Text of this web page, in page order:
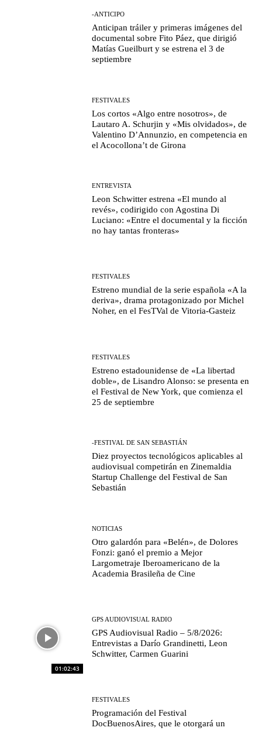
-ANTICIPO
Anticipan tráiler y primeras imágenes del
documental sobre Fito Páez, que dirigió
Matías Gueilburt y se estrena el 3 de
septiembre
FESTIVALES
Los cortos «Algo entre nosotros», de
Lautaro A. Schurjin y «Mis olvidados», de
Valentino D’Annunzio, en competencia en
el Acocollona’t de Girona
ENTREVISTA
Leon Schwitter estrena «El mundo al
revés», codirigido con Agostina Di
Luciano: «Entre el documental y la ficción
no hay tantas fronteras»
FESTIVALES
Estreno mundial de la serie española «A la
deriva», drama protagonizado por Michel
Noher, en el FesTVal de Vitoria-Gasteiz
FESTIVALES
Estreno estadounidense de «La libertad
doble», de Lisandro Alonso: se presenta en
el Festival de New York, que comienza el
25 de septiembre
-FESTIVAL DE SAN SEBASTIÁN
Diez proyectos tecnológicos aplicables al
audiovisual competirán en Zinemaldia
Startup Challenge del Festival de San
Sebastián
NOTICIAS
Otro galardón para «Belén», de Dolores
Fonzi: ganó el premio a Mejor
Largometraje Iberoamericano de la
Academia Brasileña de Cine
01:02:43
GPS AUDIOVISUAL RADIO
GPS Audiovisual Radio – 5/8/2026:
Entrevistas a Darío Grandinetti, Leon
Schwitter, Carmen Guarini
FESTIVALES
Programación del Festival
DocBuenosAires, que le otorgará un